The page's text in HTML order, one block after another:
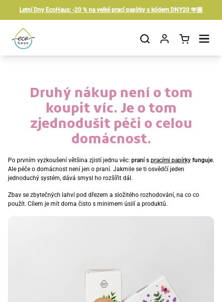
Letní Dny EcoHaus: -20 % na velké prací papírky s kódem DNY20 🫶🏼
Otevřít košíkOtevřít nabídku
Druhý nákup není o tom
koupit víc. Je o tom
zjednodušit péči o celou
domácnost.
Po prvním vyzkoušení většina zjistí jednu věc: praní s pracími papírky funguje.
Ale péče o domácnost není jen o praní. Jakmile se ti osvědčí jeden
jednoduchý systém, dává smysl ho rozšířit dál.
Zbav se zbytečných lahví pod dřezem a složitého rozhodování, na co co
použít. Cílem je mít doma čisto s minimem úsilí a produktů.